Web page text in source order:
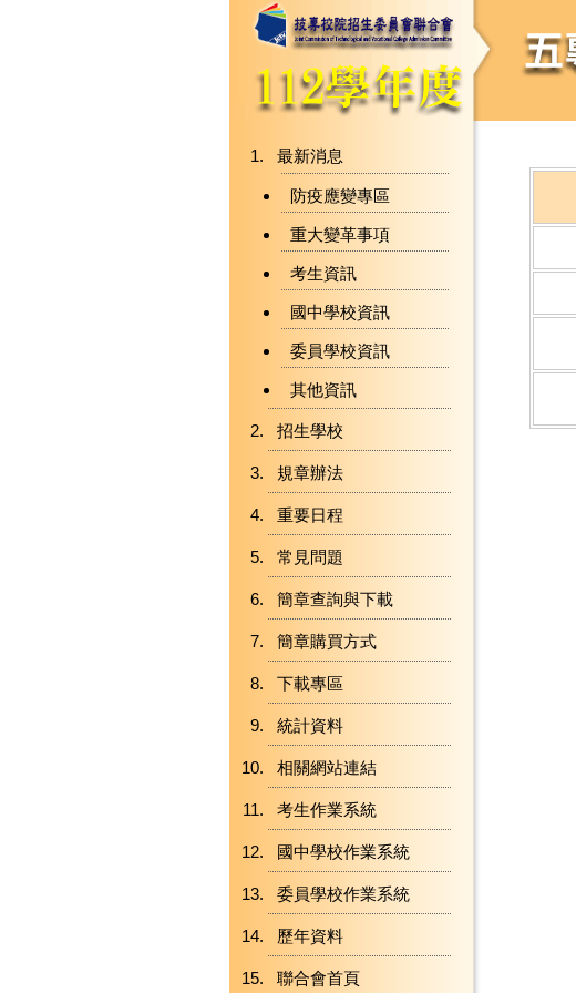
最新消息
防疫應變專區
重大變革事項
考生資訊
國中學校資訊
委員學校資訊
其他資訊
招生學校
規章辦法
重要日程
常見問題
簡章查詢與下載
簡章購買方式
下載專區
統計資料
相關網站連結
考生作業系統
國中學校作業系統
委員學校作業系統
歷年資料
聯合會首頁